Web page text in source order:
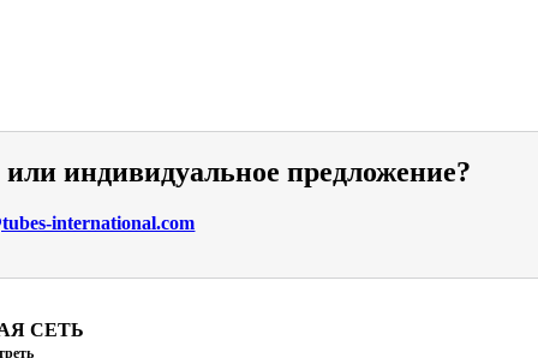
индивидуальное предложение?
international.com
СЕТЬ